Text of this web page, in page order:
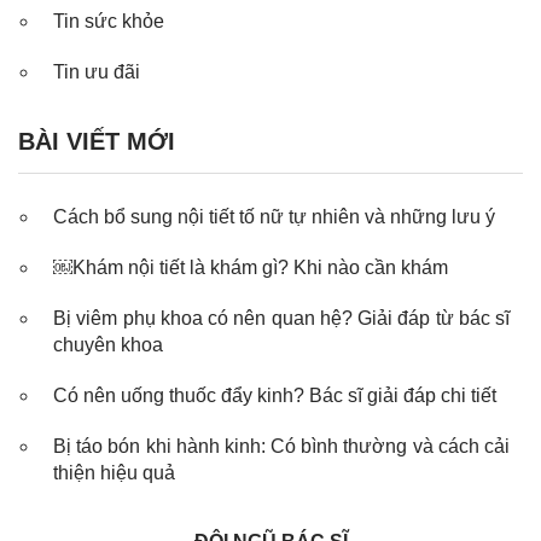
Tin sức khỏe
Tin ưu đãi
BÀI VIẾT MỚI
Cách bổ sung nội tiết tố nữ tự nhiên và những lưu ý
￼Khám nội tiết là khám gì? Khi nào cần khám
Bị viêm phụ khoa có nên quan hệ? Giải đáp từ bác sĩ
chuyên khoa
Có nên uống thuốc đẩy kinh? Bác sĩ giải đáp chi tiết
Bị táo bón khi hành kinh: Có bình thường và cách cải
thiện hiệu quả